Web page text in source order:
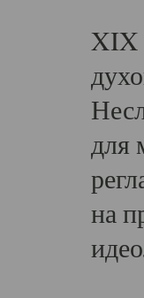
XIX
для
на